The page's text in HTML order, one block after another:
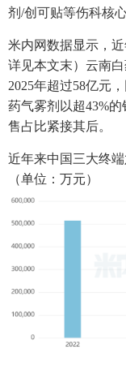
剂/创可贴等伤科核
米内网数据显示，
详见本文末）云南
2025年超过58亿元
药气雾剂以超43%
售占比紧接其后。
近年来中国三大终
（单位：万元）